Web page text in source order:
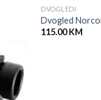
DVOGLEDI
Dvogled
115.00KM